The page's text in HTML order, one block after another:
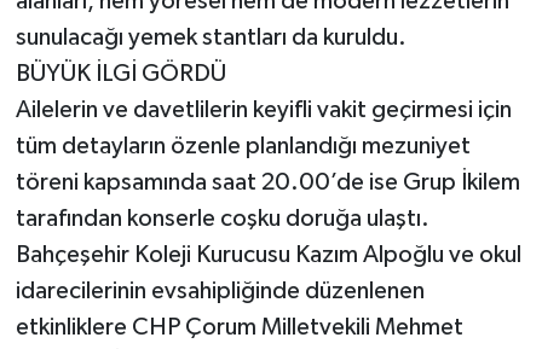
sunulacağı yemek stantları da kuruldu.
BÜYÜK İLGİ GÖRDÜ
Ailelerin ve davetlilerin keyifli vakit geçirmesi için
tüm detayların özenle planlandığı mezuniyet
töreni kapsamında saat 20.00’de ise Grup İkilem
tarafından konserle coşku doruğa ulaştı.
Bahçeşehir Koleji Kurucusu Kazım Alpoğlu ve okul
idarecilerinin evsahipliğinde düzenlenen
etkinliklere CHP Çorum Milletvekili Mehmet